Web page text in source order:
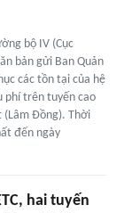
bộ IV (Cục
bản gửi Ban Quản
các tồn tại của hệ
phí trên tuyến cao
(Lâm Đồng). Thời
đến ngày
hai tuyến